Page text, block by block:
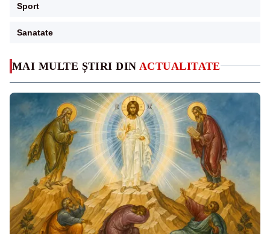
MAI MULTE ȘTIRI DIN ACTUALITATE
Sport
Sanatate